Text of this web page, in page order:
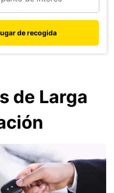
de recogida
de Larga